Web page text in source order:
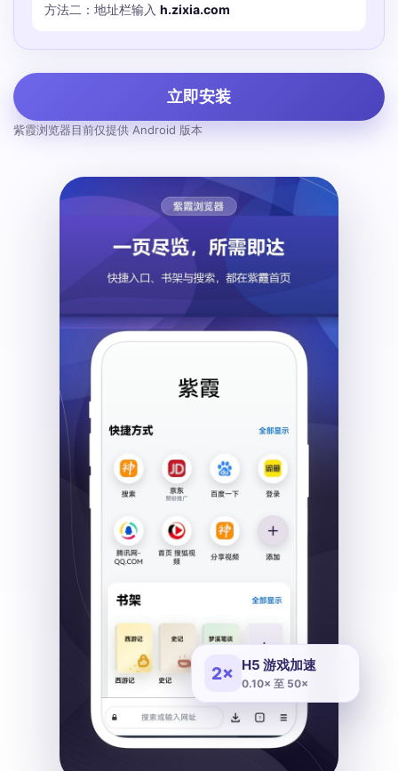
方法二：地址栏输入 h.zixia.com
立即安装
紫霞浏览器目前仅提供 Android 版本
2× H5 游戏加速
0.10× 至 50×